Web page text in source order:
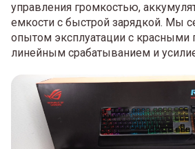
управления громкостью,
емкости с быстрой зарядкой. Мы
опытом эксплуатации с красными
линейным срабатыванием и